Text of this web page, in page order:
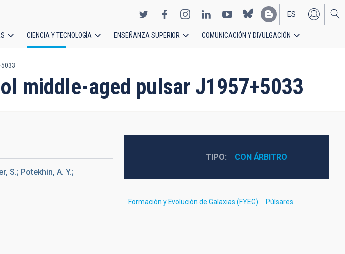
EN
ES
CIENCIA Y TECNOLOGÍA ENSEÑANZA SUPERIOR COMUNICACIÓN Y DIVULGACIÓN
middle-aged pulsar J1957+5033
S.; Potekhin, A. Y.;
TIPO CON ÁRBITRO
Formación y Evolución de Galaxias (FYEG) Púlsares